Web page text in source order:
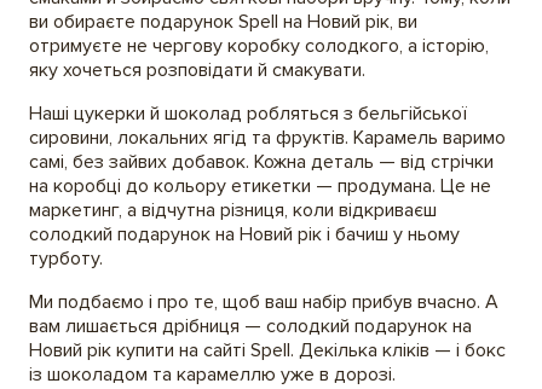
ви обираєте подарунок Spell на Новий рік, ви
отримуєте не чергову коробку солодкого, а історію,
яку хочеться розповідати й смакувати.
Наші цукерки й шоколад робляться з бельгійської
сировини, локальних ягід та фруктів. Карамель варимо
самі, без зайвих добавок. Кожна деталь — від стрічки
на коробці до кольору етикетки — продумана. Це не
маркетинг, а відчутна різниця, коли відкриваєш
солодкий подарунок на Новий рік і бачиш у ньому
турботу.
Ми подбаємо і про те, щоб ваш набір прибув вчасно. А
вам лишається дрібниця — солодкий подарунок на
Новий рік купити на сайті Spell. Декілька кліків — і бокс
із шоколадом та карамеллю уже в дорозі.